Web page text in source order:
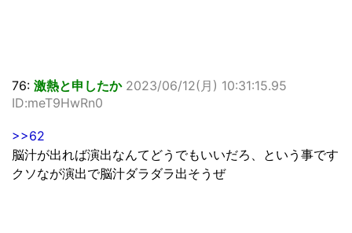
76: 激熱と申したか 2023/06/12(月) 10:31:15.95
ID:meT9HwRn0
>>62
脳汁が出れば演出なんてどうでもいいだろ、という事です
クソなが演出で脳汁ダラダラ出そうぜ